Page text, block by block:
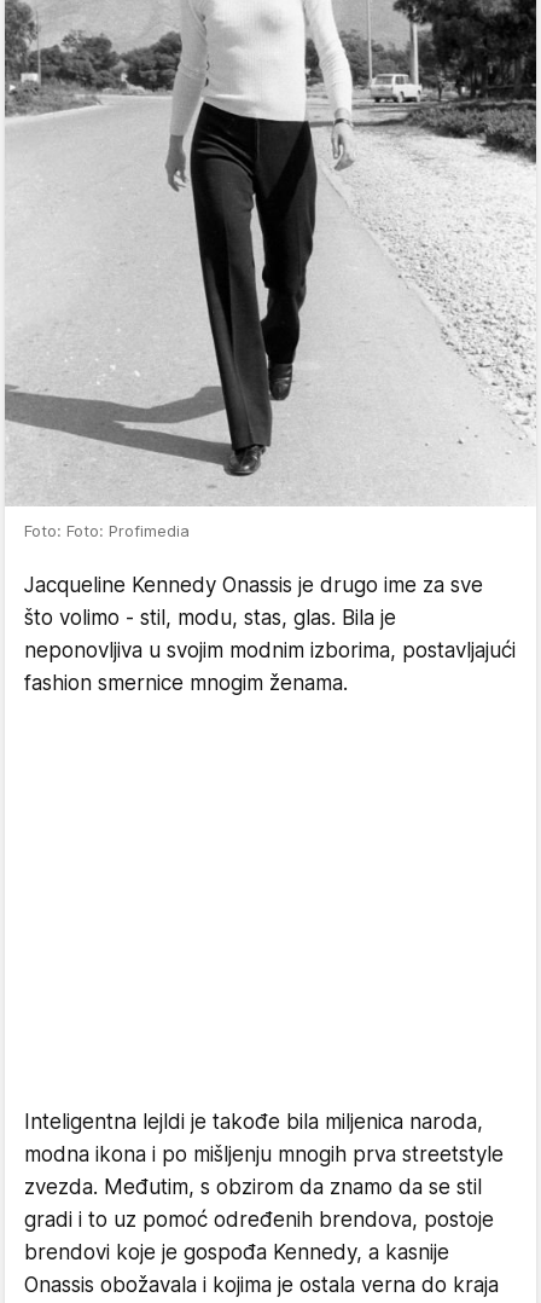
Foto: Foto: Profimedia
Jacqueline Kennedy Onassis je drugo ime za sve
što volimo - stil, modu, stas, glas. Bila je
neponovljiva u svojim modnim izborima, postavljajući
fashion smernice mnogim ženama.
Inteligentna lejldi je takođe bila miljenica naroda,
modna ikona i po mišljenju mnogih prva streetstyle
zvezda. Međutim, s obzirom da znamo da se stil
gradi i to uz pomoć određenih brendova, postoje
brendovi koje je gospođa Kennedy, a kasnije
Onassis obožavala i kojima je ostala verna do kraja